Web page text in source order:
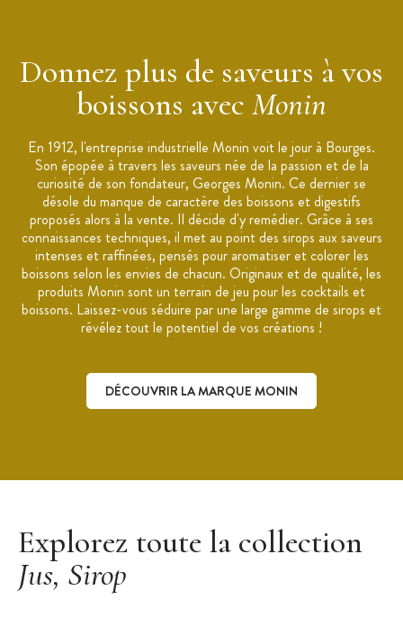
Applications : Boissons à base de café, chocolats et autres
boissons chaudes, culinaire.
Conseil de conservation : À consommer dans les 3 mois après
Fabriqué en France, à Bourges
Marque : Monin
Donnez plus de saveurs à vos
boissons avec Monin
En 1912, l'entreprise industrielle Monin voit le jour à Bourges.
Son épopée à travers les saveurs née de la passion et de la
curiosité de son fondateur, Georges Monin. Ce dernier se
désole du manque de caractère des boissons et digestifs
proposés alors à la vente. Il décide d'y remédier. Grâce à ses
connaissances techniques, il met au point des sirops aux saveurs
intenses et raffinées, pensés pour aromatiser et colorer les
boissons selon les envies de chacun. Originaux et de qualité, les
produits Monin sont un terrain de jeu pour les cocktails et
boissons. Laissez-vous séduire par une large gamme de sirops et
révélez tout le potentiel de vos créations !
DÉCOUVRIR LA MARQUE MONIN
Explorez toute la collection
Jus, Sirop